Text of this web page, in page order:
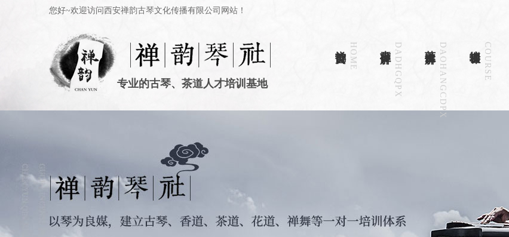
您好~欢迎访问西安禅韵古琴文化传播有限公司网站！
专业的古琴、茶道人才培训基地
HOME DADHGQPX DAOHANGCDPX COURSE